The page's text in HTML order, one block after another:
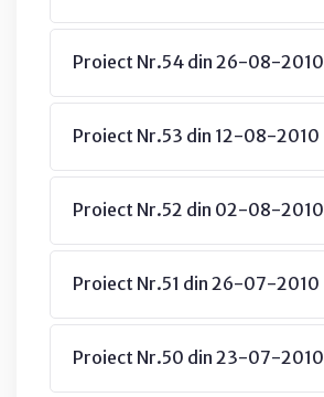
Proiect Nr.54 din 26-08-2010
Proiect Nr.53 din 12-08-2010
Proiect Nr.52 din 02-08-2010
Proiect Nr.51 din 26-07-2010
Proiect Nr.50 din 23-07-2010